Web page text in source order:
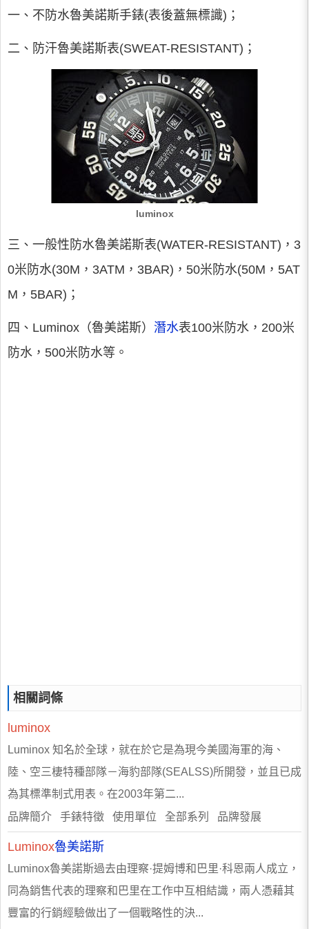
一、不防水魯美諾斯手錶(表後蓋無標識)；
二、防汗魯美諾斯表(SWEAT-RESISTANT)；
luminox
三、一般性防水魯美諾斯表(WATER-RESISTANT)，3
0米防水(30M，3ATM，3BAR)，50米防水(50M，5AT
M，5BAR)；
四、Luminox（魯美諾斯） 潛水表100米防水，200米
防水，500米防水等。
相關詞條
luminox
Luminox 知名於全球，就在於它是為現今美國海軍的海、
陸、空三棲特種部隊－海豹部隊(SEALSS)所開發，並且已成
為其標準制式用表。在2003年第二...
品牌簡介 手錶特徵 使用單位 全部系列 品牌發展
Luminox魯美諾斯
Luminox魯美諾斯過去由理察·提姆博和巴里·科恩兩人成立，
同為銷售代表的理察和巴里在工作中互相結識，兩人憑藉其
豐富的行銷經驗做出了一個戰略性的決...